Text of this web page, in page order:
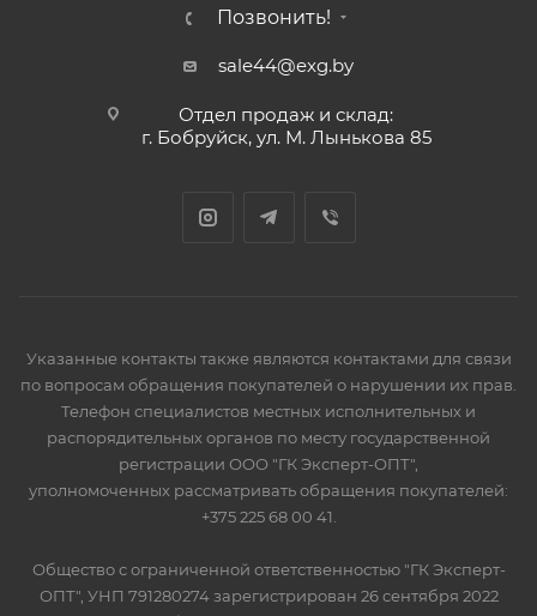
Позвонить!
sale44@exg.by
Отдел продаж и склад:
г. Бобруйск, ул. М. Лынькова 85
Указанные контакты также являются контактами для связи
по вопросам обращения покупателей о нарушении их прав.
Телефон специалистов местных исполнительных и
распорядительных органов по месту государственной
регистрации ООО "ГК Эксперт-ОПТ",
уполномоченных рассматривать обращения покупателей:
+375 225 68 00 41.
Общество с ограниченной ответственностью "ГК Эксперт-
ОПТ", УНП 791280274 зарегистрирован 26 сентября 2022